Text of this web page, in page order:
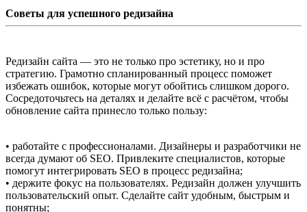
Советы для успешного редизайна
Редизайн сайта — это не только про эстетику, но и про
стратегию. Грамотно спланированный процесс поможет
избежать ошибок, которые могут обойтись слишком дорого.
Сосредоточьтесь на деталях и делайте всё с расчётом, чтобы
обновление сайта принесло только пользу:
• работайте с профессионалами. Дизайнеры и разработчики не
всегда думают об SEO. Привлеките специалистов, которые
помогут интегрировать SEO в процесс редизайна;
• держите фокус на пользователях. Редизайн должен улучшить
пользовательский опыт. Сделайте сайт удобным, быстрым и
понятны;